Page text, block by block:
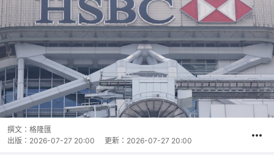
撰文： 格隆匯
出版： 2026-07-27 20:00 更新： 2026-07-27 20:00